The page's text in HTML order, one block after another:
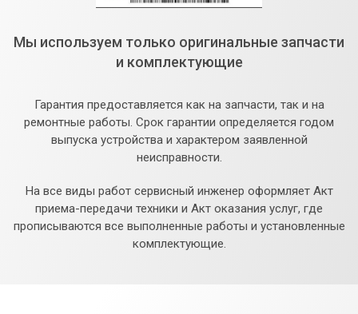
Мы используем только оригинальные запчасти
и комплектующие
Гарантия предоставляется как на запчасти, так и на
ремонтные работы. Срок гарантии определяется годом
выпуска устройства и характером заявленной
неисправности.
На все виды работ сервисный инженер оформляет Акт
приема-передачи техники и Акт оказания услуг, где
прописываются все выполненные работы и установленные
комплектующие.